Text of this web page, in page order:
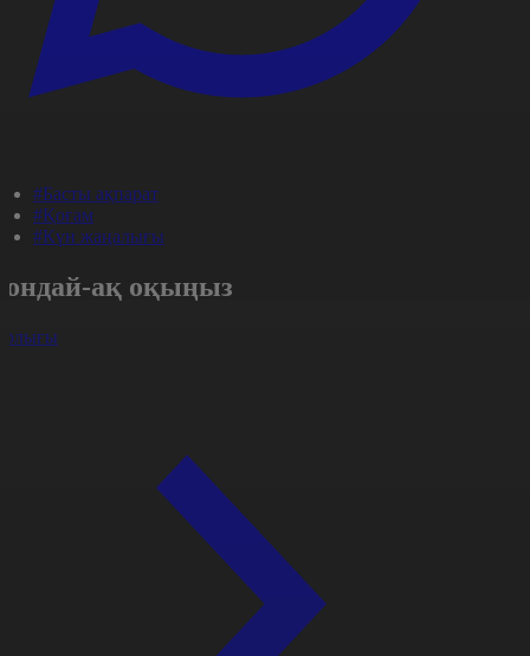
#Басты ақпарат
#Қоғам
#Күн жаңалығы
ақ оқыңыз